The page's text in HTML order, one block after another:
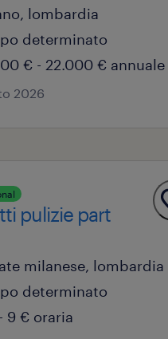
lombardia
determinato
€ - 22.000 € annuale
2026
pulizie part
milanese, lombardia
determinato
9 € oraria